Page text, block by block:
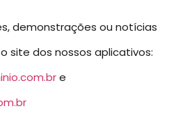
demonstrações ou notícias
site dos nossos aplicativos:
e